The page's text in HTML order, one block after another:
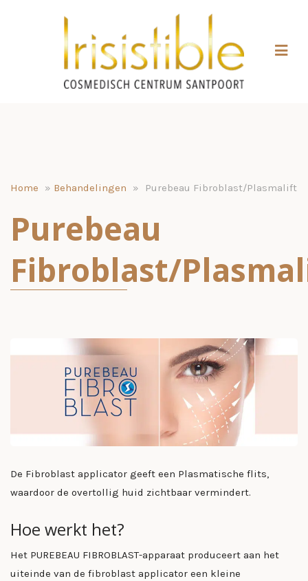
Home » Behandelingen » Purebeau Fibroblast/Plasmalift
Purebeau
Fibroblast/
De Fibroblast applicator geeft een Plasmatische flits,
waardoor de overtollig huid zichtbaar vermindert.
Hoe werkt het?
Het PUREBEAU FIBROBLAST-apparaat produceert aan het
uiteinde van de fibroblast applicator een kleine